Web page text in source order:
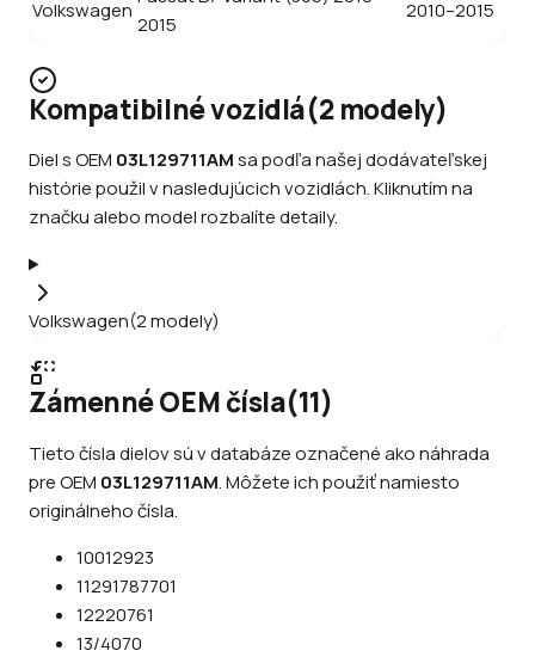
Volkswagen
2015
2010–2015
Kompatibilné vozidlá(2 modely)
Diel s OEM 03L129711AMsa podľa našej dodávateľskej
histórie použil v nasledujúcich vozidlách. Kliknutím na
značku alebo model rozbalíte detaily.
Volkswagen(2modely)
Zámenné OEM čísla(11)
Tieto čísla dielov sú v databáze označené ako náhrada
pre OEM 03L129711AM.Môžete ich použiť namiesto
originálneho čísla.
10012923
11291787701
12220761
13/4070